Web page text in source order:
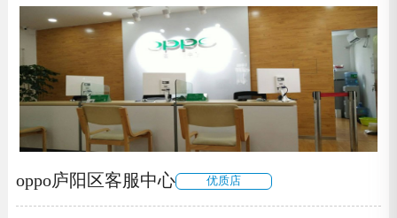
oppo庐阳区客服中心 优质店